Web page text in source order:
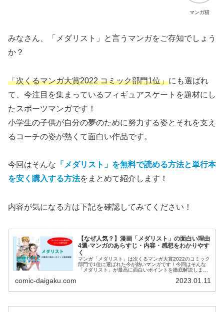
マンガ猫
みなさん、「メダリスト」と言うマンガをご存知でしょう
か？
「次くるマンガ大賞2022 コミック部門1位」にも選ばれ
て、今注目を集まっているフィギュアスケートを題材にし
たスポーツマンガです！
小学生の子供が自分の夢のために努力する姿とそれを支え
るコーチの姿が熱くて面白い作品です。
今回はそんな 「メダリスト」を無料で読める方法と単行本
を安く購入する方法をまとめて紹介します！
内容が気になる方は下記を確認してみてください！
【なぜ人気？】漫画「メダリスト」の面白い理由
4選-マンガのあらすじ・内容・感想をわかりやす
く
マンガ「メダリスト」は次くるマンガ大賞2022のコミック
部門で1位に選ばれた今が熱いマンガです！今回はそんな
「メダリスト」が最高に面白いポイントを徹底解説しま
リストを目指す物語です。単行本購入前に是非参考にして
comic-daigaku.com 2023.01.11